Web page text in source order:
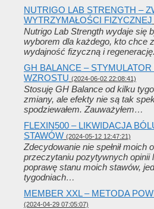
NUTRIGO LAB STRENGTH –
WYTRZYMAŁOŚCI FIZYCZNEJ
Nutrigo Lab Strength wydaje się
wyborem dla każdego, kto chce
wydajność fizyczną i
GH BALANCE –
WZROSTU (2024-06-02 22:08:41)
Stosuję GH Balance od kilku
zmiany, ale efekty nie są tak
spodziewałem. Zauważyłem…
FLEXIN500 – LIKWIDACJA
STAWÓW (2024-05-12 12:47:21)
Zdecydowanie nie spełnił moich
przeczytaniu pozytywnych opinii
poprawę stanu moich stawów,
tygodniach…
MEMBER XXL – METODA
(2024-04-29 07:05:07)